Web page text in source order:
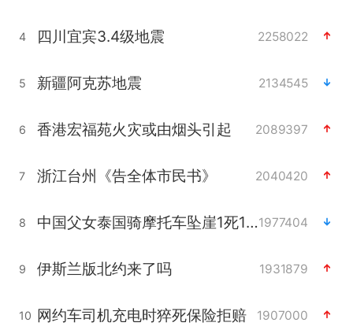
4 四川宜宾3.4级地震 2258022
5 新疆阿克苏地震 2134545
6 香港宏福苑火灾或由烟头引起 2089397
7 浙江台州《告全体市民书》 2040420
8 中国父女泰国骑摩托车坠崖1死1伤1977404
9 伊斯兰版北约来了吗 1931879
10 网约车司机充电时猝死保险拒赔 1907000